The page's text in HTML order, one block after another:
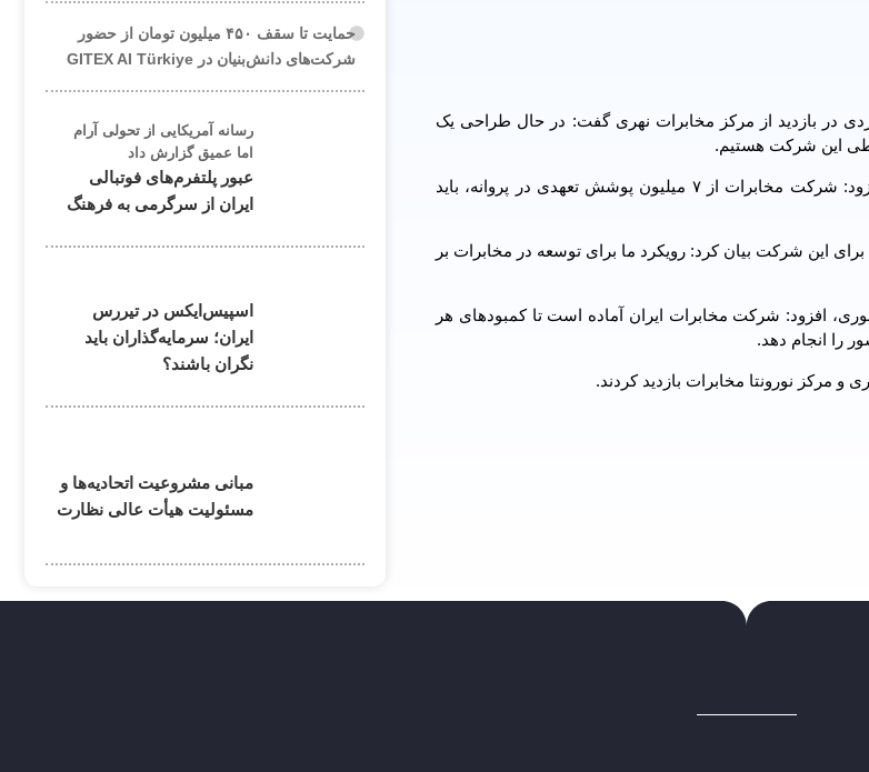
در بازدید از مرکز مخابرات نهری گفت: در حال طراحی یک
این شرکت هستیم.
وی توسعه پوشش فیبرنوری در کشور را یکی دیگر از اقدامات مهم دانست و افزود: شرکت مخابرات از ۷ میلیون پوشش تعهدی در پروانه، باید
مدیرعامل شرکت مخابرات ایران نیز در این بازدید با اشاره به صدور پروانه UNSP برای این شرکت بیان کرد: رویکرد ما برای توسعه در مخابرات بر
افزود: شرکت مخابرات ایران آماده است تا کمبودهای هر
و مرکز نورونتا مخابرات بازدید کردند.
حمایت تا سقف ۴۵۰ میلیون تومان از حضور
شرکت‌های دانش‌بنیان در GITEX AI Türkiye
رسانه آمریکایی از تحولی آرام
اما عمیق گزارش داد
عبور پلتفرم‌های فوتبالی
ایران از سرگرمی به فرهنگ
اسپیس‌ایکس در تیررس
ایران؛ سرمایه‌گذاران باید
نگران باشند؟
مبانی مشروعیت اتحادیه‌ها و
مسئولیت هیأت عالی نظارت